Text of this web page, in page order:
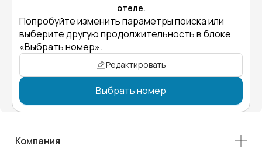
отеле.
Попробуйте изменить параметры поиска или
выберите другую продолжительность в блоке
«Выбрать номер».
Редактировать
Выбрать номер
Компания